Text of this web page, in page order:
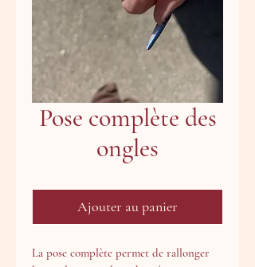
Pose complète des
ongles
Ajouter au panier
La pose complète permet de rallonger